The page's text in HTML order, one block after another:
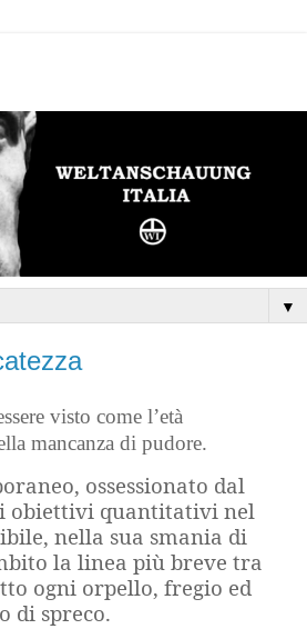
▼
visto come l’età
mancanza di pudore.
ossessionato dal
obiettivi quantitativi nel
nella sua smania di
la linea più breve tra
ogni orpello, fregio ed
di spreco.